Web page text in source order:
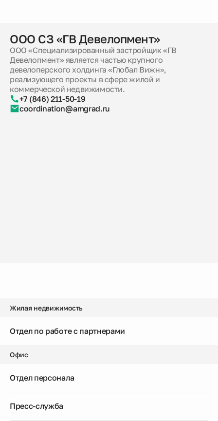
ООО СЗ «ГВ Девелопмент»
ООО «Специализированный застройщик «ГВ
Девелопмент» является частью крупного
девелоперского холдинга «Глобал Вижн»,
реализующего проекты в сфере жилой и
коммерческой недвижимости.
+7 (846) 211-50-19
coordination@amgrad.ru
Жилая недвижимость
Отдел по работе с партнерами
dia@amgrad.ru
Офис
Отдел персонала
+7 (846) 211-07-62
Пресс-служба